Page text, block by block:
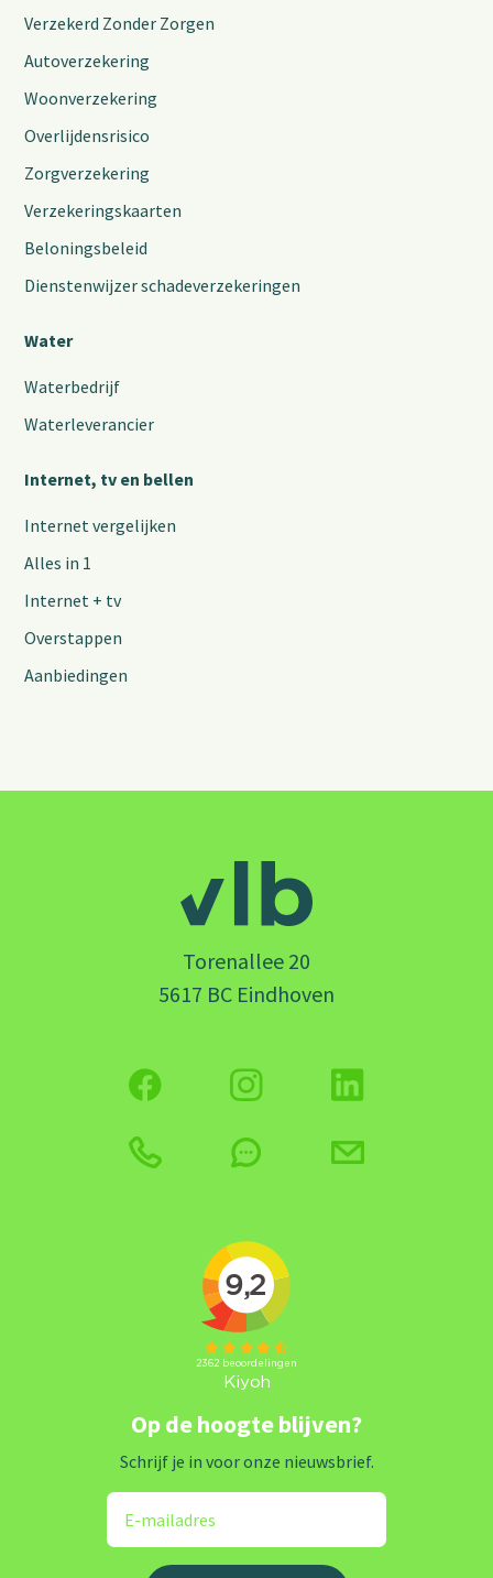
Verzekerd Zonder Zorgen
Autoverzekering
Woonverzekering
Overlijdensrisico
Zorgverzekering
Verzekeringskaarten
Beloningsbeleid
Dienstenwijzer schadeverzekeringen
Water
Waterbedrijf
Waterleverancier
Internet, tv en bellen
Internet vergelijken
Alles in 1
Internet + tv
Overstappen
Aanbiedingen
Torenallee 20
5617 BC Eindhoven
Op de hoogte blijven?
Schrijf je in voor onze nieuwsbrief.